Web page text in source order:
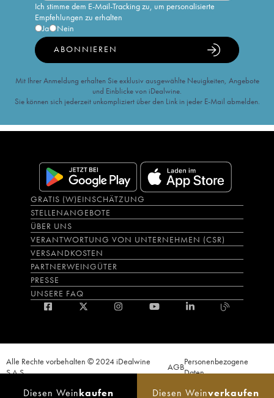
Diesen Weinkaufen Diesen Weinverkaufen
Ich stimme dem E-Mail-Tracking zu, um personalisierte
Empfehlungen zu erhalten
Ja
Nein
ABONNIEREN
Mit Ihrer Anmeldung erhalten Sie exklusiv ausgewählte Neuigkeiten, Angebote
und Einblicke von iDealwine.
Sie können sich jederzeit unkompliziert über den Link in jeder E-Mail abmelden.
GRATIS (W)EINSCHÄTZUNG
STELLENANGEBOTE
ÜBER UNS
VERANTWORTUNG VON UNTERNEHMEN (CSR)
VERSANDKOSTEN
PARTNERWEINGÜTER
PRESSE
UNSERE FAQ
Alle Rechte vorbehalten © 2024 iDealwine
S.A.S.
AGBPersonenbezogene
Daten
Verkaufs verlangt. CODE DE LA SANTÉ PUBLIQUE, ART.L.3342-1 et L.3353-3